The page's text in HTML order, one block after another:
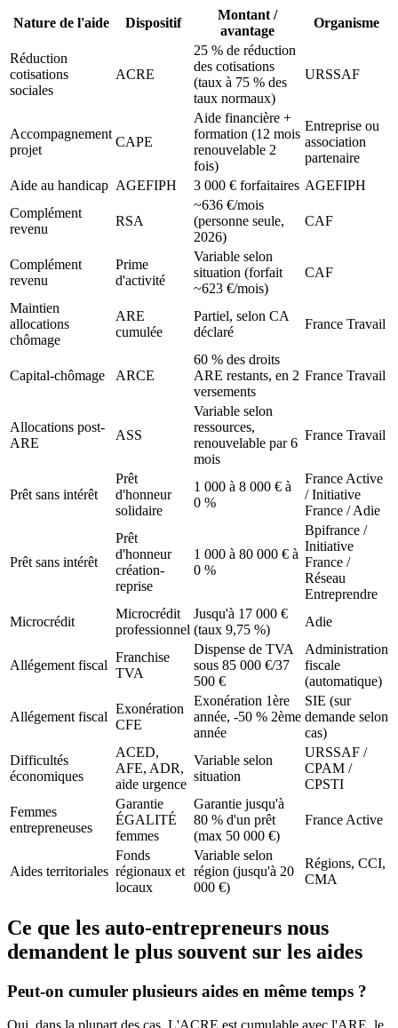
Nature de l'aide Dispositif
Montant /
avantage
Organisme
Réduction
cotisations
sociales
ACRE
25 % de réduction
des cotisations
(taux à 75 % des
taux normaux)
URSSAF
Accompagnement
projet
CAPE
Aide financière +
formation (12 mois
renouvelable 2
fois)
Entreprise ou
association
partenaire
Aide au handicap AGEFIPH 3 000 € forfaitaires AGEFIPH
Complément
revenu
RSA
~636 €/mois
(personne seule,
2026)
CAF
Complément
revenu
Prime
d'activité
Variable selon
situation (forfait
~623 €/mois)
CAF
Maintien
allocations
chômage
ARE
cumulée
Partiel, selon CA
déclaré
France Travail
Capital-chômage ARCE
60 % des droits
ARE restants, en 2
versements
France Travail
Allocations post-
ARE
ASS
Variable selon
ressources,
renouvelable par 6
mois
France Travail
Prêt sans intérêt
Prêt
d'honneur
solidaire
1 000 à 8 000 € à
0 %
France Active
/ Initiative
France / Adie
Prêt sans intérêt
Prêt
d'honneur
création-
reprise
1 000 à 80 000 € à
0 %
Bpifrance /
Initiative
France /
Réseau
Entreprendre
Microcrédit
Microcrédit
professionnel
Jusqu'à 17 000 €
(taux 9,75 %)
Adie
Allégement fiscal
Franchise
TVA
Dispense de TVA
sous 85 000 €/37
500 €
Administration
fiscale
(automatique)
Allégement fiscal
Exonération
CFE
Exonération 1ère
année, -50 % 2ème
année
SIE (sur
demande selon
cas)
Difficultés
économiques
ACED,
AFE, ADR,
aide urgence
Variable selon
situation
URSSAF /
CPAM /
CPSTI
Femmes
entrepreneuses
Garantie
ÉGALITÉ
femmes
Garantie jusqu'à
80 % d'un prêt
(max 50 000 €)
France Active
Aides territoriales
Fonds
régionaux et
locaux
Variable selon
région (jusqu'à 20
000 €)
Régions, CCI,
CMA
Ce que les auto-entrepreneurs nous
demandent le plus souvent sur les aides
Peut-on cumuler plusieurs aides en même temps ?